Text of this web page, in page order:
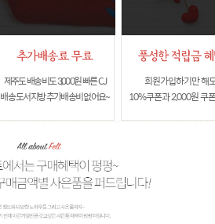
제주도 배송비도 3,000원 빠른 CJ
배송 도서지방 추가배송비 없어요~
회원가입하기만 해
10%쿠폰과 2,000원 쿠